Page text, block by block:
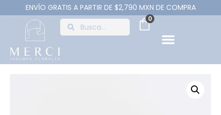
ENVÍO GRATIS A PARTIR DE $2,790 MXN DE COMPRA
0